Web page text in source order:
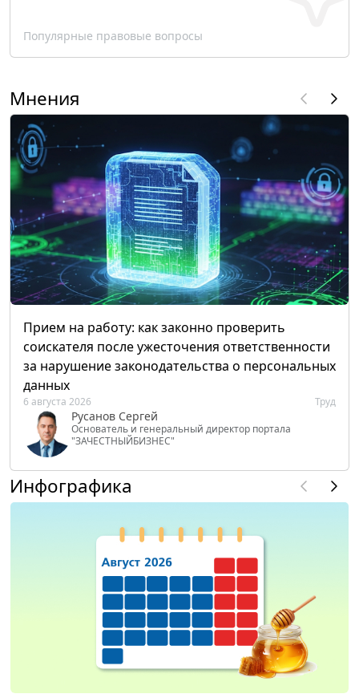
Популярные правовые вопросы
Мнения
Прием на работу: как законно проверить
соискателя после ужесточения ответственности
за нарушение законодательства о персональных
данных
6 августа 2026 Труд
Русанов Сергей
Основатель и генеральный директор портала
"ЗАЧЕСТНЫЙБИЗНЕС"
Инфографика